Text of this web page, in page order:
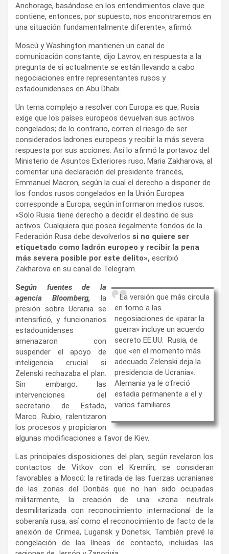
Anchorage, basándose en los entendimientos clave que
contiene, entonces, por supuesto, nos encontraremos en
una situación fundamentalmente diferente», afirmó.
Moscú y Washington mantienen un canal de
comunicación constante, dijo Lavrov, en respuesta a la
pregunta de si actualmente se están llevando a cabo
negociaciones entre representantes rusos y
estadounidenses en Abu Dhabi.
Un tema complejo a resolver con Europa es que; Rusia
exige que los países europeos devuelvan sus activos
congelados; de lo contrario, corren el riesgo de ser
considerados ladrones europeos y recibir la más severa
respuesta por sus acciones. Así lo afirmó la portavoz del
Ministerio de Asuntos Exteriores ruso, Maria Zakharova, al
comentar una declaración del presidente francés,
Emmanuel Macron, según la cual el derecho a disponer de
los fondos rusos congelados en la Unión Europea
corresponde a Europa, según informaron medios rusos.
«Solo Rusia tiene derecho a decidir el destino de sus
activos. Cualquiera que posea ilegalmente fondos de la
Federación Rusa debe devolverlos si no quiere ser
etiquetado como ladrón europeo y recibir la pena
más severa posible por este delito», escribió
Zakharova en su canal de Telegram.
La versión que más circula
en torno a las
negosiaciones de «parar la
guerra» incluye un acuerdo
secreto EE.UU. Rusia, de
que «en el momento más
adecuado Zelenski deja la
presidencia de Ucrania».
Alemania ya le ofreció
estadia permanente a el y
varios familiares.
Según fuentes de la
agencia Bloomberg, la
presión sobre Ucrania se
intensificó, y funcionarios
estadounidenses
amenazaron con
suspender el apoyo de
inteligencia crucial si
Zelenski rechazaba el plan.
Sin embargo, las
intervenciones del
secretario de Estado,
Marco Rubio, ralentizaron
los procesos y propiciaron
algunas modificaciones a favor de Kiev.
Las principales disposiciones del plan, según revelaron los
contactos de Vitkov con el Kremlin, se consideran
favorables a Moscú: la retirada de las fuerzas ucranianas
de las zonas del Donbás que no han sido ocupadas
militarmente, la creación de una «zona neutral»
desmilitarizada con reconocimiento internacional de la
soberanía rusa, así como el reconocimiento de facto de la
anexión de Crimea, Lugansk y Donetsk. También prevé la
congelación de las líneas de contacto, incluidas las